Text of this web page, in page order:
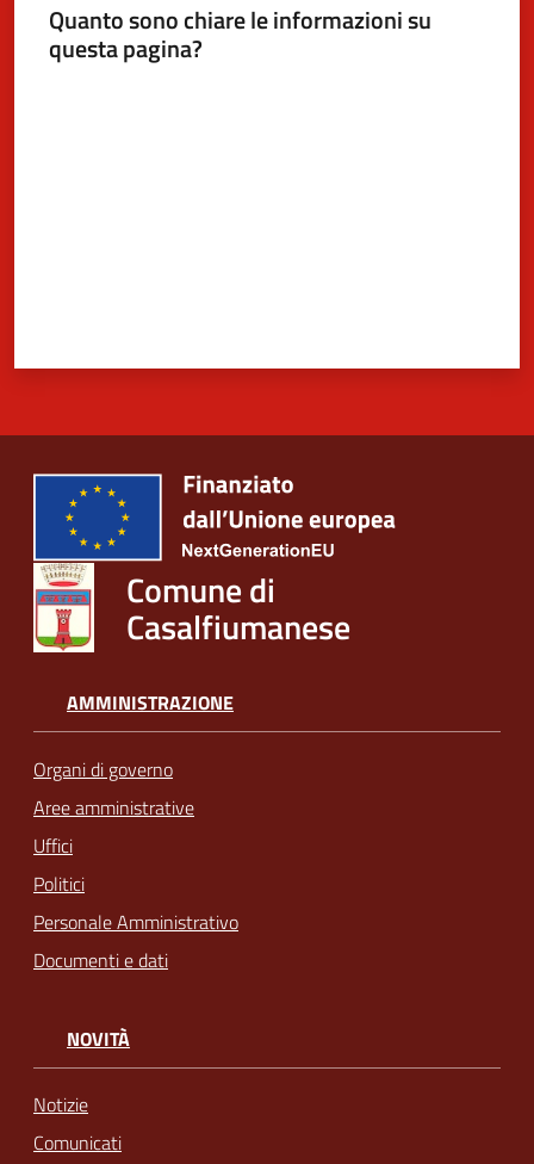
Quanto sono chiare le informazioni su
questa pagina?
Comune di
Casalfiumanese
AMMINISTRAZIONE
Organi di governo
Aree amministrative
Uffici
Politici
Personale Amministrativo
Documenti e dati
NOVITÀ
Notizie
Comunicati